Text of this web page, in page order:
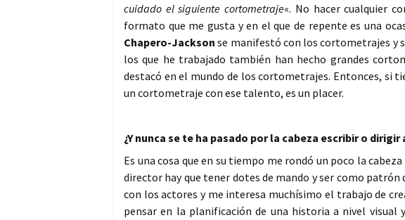
cuidado el siguiente cortometraje«. No hacer cualquier
formato que me gusta y en el que de repente es una
Chapero-Jackson se manifestó con los cortometrajes y
los que he trabajado también han hecho grandes
destacó en el mundo de los cortometrajes. Entonces, si
un cortometraje con ese talento, es un placer.
¿Y nunca se te ha pasado por la cabeza escribir o dirigir
Es una cosa que en su tiempo me rondó un poco la
director hay que tener dotes de mando y ser como
con los actores y me interesa muchísimo el trabajo de
pensar en la planificación de una historia a nivel